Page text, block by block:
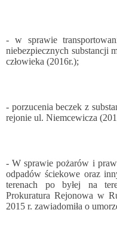
- w sprawie
niebezpiecznych substancji
człowieka (2016r.);
- porzucenia beczek z
rejonie ul. Niemcewicza
- W sprawie pożarów i
odpadów ściekowe oraz
terenach po byłej na
Prokuratura Rejonowa w
2015 r. zawiadomiła o